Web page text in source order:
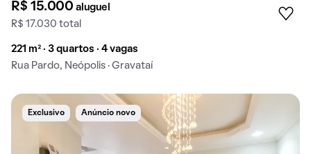
R$ 15.000aluguel
R$ 17.030 total
221 m² · 3 quartos · 4 vagas
Rua Pardo, Neópolis · Gravataí
Exclusivo Anúncio novo